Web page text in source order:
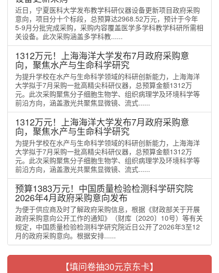
近日，宁夏医科大学发布教学科研仪器设备更新项目政府采购
意向，项目分十个标段，总预算达2968.52万元，预计于今年
5-9月分批完成采购，采购内容覆盖医学多学科教学科研所需相
关设备。此次采购涵盖多学科教......
1312万元！上海海洋大学发布7月政府采购意
向，聚焦水产与生命科学研究
为提升学校在水产与生命科学领域的科研创新能力，上海海洋
大学拟于7月采购一批高精尖科研仪器，总预算金额1312万
元。此次采购聚焦分子细胞生物学、组织病理学及环境科学等
前沿方向，涵盖激光共聚焦显微镜、流式......
1312万元！上海海洋大学发布7月政府采购意
向，聚焦水产与生命科学研究
为提升学校在水产与生命科学领域的科研创新能力，上海海洋
大学拟于7月采购一批高精尖科研仪器，总预算金额1312万
元。此次采购聚焦分子细胞生物学、组织病理学及环境科学等
前沿方向，涵盖激光共聚焦显微镜、流式......
预算1383万元！中国质量检验检测科学研究院
2026年4月政府采购意向发布
为便于供应商及时了解政府采购信息，根据《财政部关于开展
政府采购意向公开工作的通知》（财库〔2020〕10号）等有关
规定，中国质量检验检测科学研究院近日公开了2026年3至12
月的政府采购意向。根据安排......
【填问卷抽30元京东卡】